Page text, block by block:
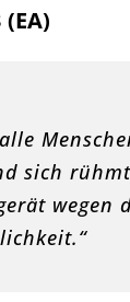
sich
wegen